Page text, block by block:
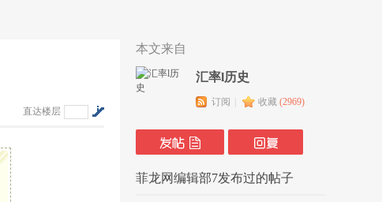
本文来自
汇率l历史
订阅 收藏 (2969)
菲龙网编辑部7发布过的帖子
直达楼层